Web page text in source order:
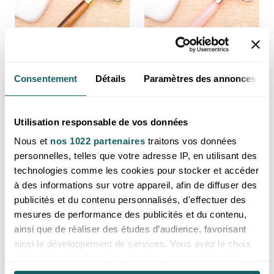
Consentement Détails Paramètres des annonces
Utilisation responsable de vos données
Nous et nos 1022 partenaires traitons vos données
personnelles, telles que votre adresse IP, en utilisant des
technologies comme les cookies pour stocker et accéder
à des informations sur votre appareil, afin de diffuser des
publicités et du contenu personnalisés, d'effectuer des
mesures de performance des publicités et du contenu,
ainsi que de réaliser des études d’audience, favorisant
ainsi le développement de services. Vous avez le choix
Rouleau de massage oeil de
Prix reservé aux professionnels,
vous inscrire ou de vous
connecter
Afrique du Sud
Prix reservé aux professionnels,
connecter
Brésil